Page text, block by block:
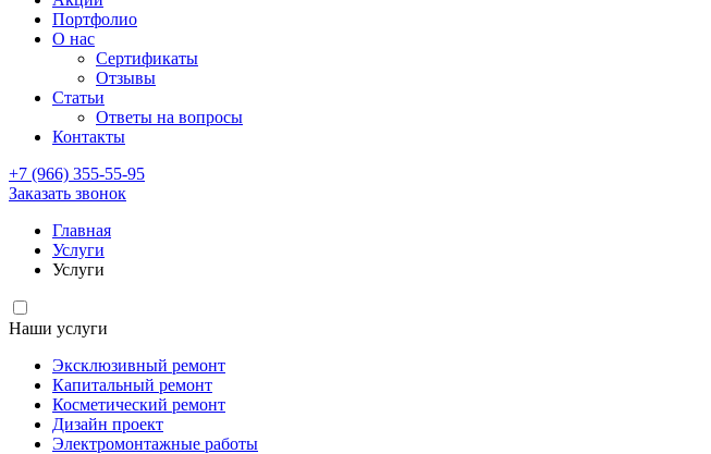
Портфолио
О нас
Сертификаты
Отзывы
Статьи
Ответы на вопросы
Контакты
+7 (966) 355-55-95
Заказать звонок
Главная
Услуги
Услуги
Наши услуги
Эксклюзивный ремонт
Капитальный ремонт
Косметический ремонт
Дизайн проект
Электромонтажные работы